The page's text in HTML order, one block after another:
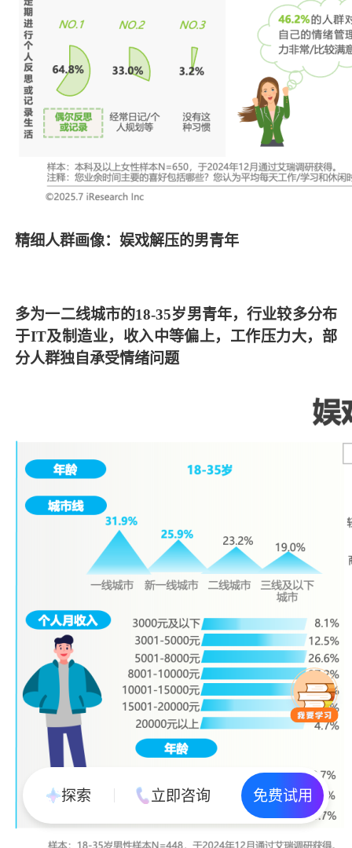
精细人群画像：娱戏解压的男青年
多为一二线城市的18-35岁男青年，行业较多分布
于IT及制造业，收入中等偏上，工作压力大，部
分人群独自承受情绪问题
探索 立即咨询 免费试用